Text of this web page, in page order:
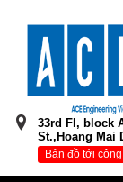
33rd Fl, block
St.,Hoang Mai
Bản đồ tới